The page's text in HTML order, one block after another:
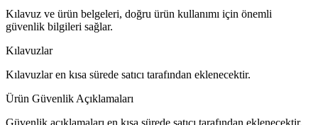
Kılavuz ve ürün belgeleri, doğru ürün kullanımı için önemli
güvenlik bilgileri sağlar.
Kılavuzlar
Kılavuzlar en kısa sürede satıcı tarafından eklenecektir.
Ürün Güvenlik Açıklamaları